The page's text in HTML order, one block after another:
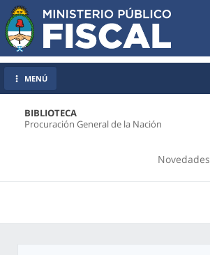
BIBLIOTECA
Procuración General de la Nación
Novedades
MENÚ